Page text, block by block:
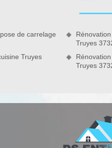
de carrelage
Truyes
Truyes
Truyes